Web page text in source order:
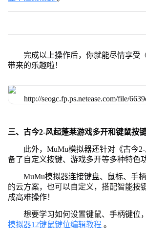
完成以上操作后，你就能尽情享受
带来的乐趣啦！
三、古今2-风起蓬莱游戏多开和键鼠按
此外，MuMu模拟器还针对《古今
备了自定义按键、游戏多开等多种特色
MuMu模拟器连接键盘、鼠标、手
的云方案，也可以自定义，搭配智能按
成高难操作！
想要学习如何设置键鼠、手柄键位
模拟器12键鼠键位编辑教程 。